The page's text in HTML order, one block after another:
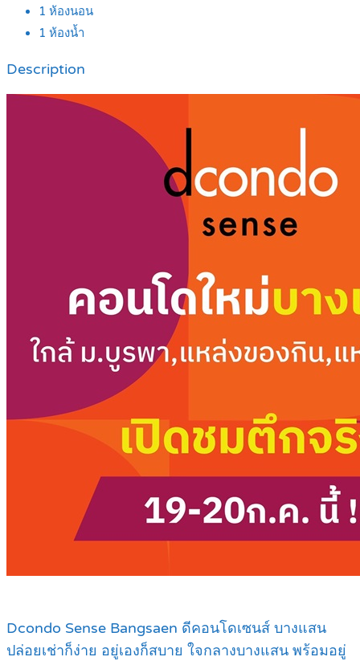
1 ห้องนอน
1 ห้องน้ำ
Description
Dcondo Sense Bangsaen ดีคอนโดเซนส์ บางแสน
ปล่อยเช่าก็ง่าย อยู่เองก็สบาย ใจกลางบางแสน พร้อมอยู่